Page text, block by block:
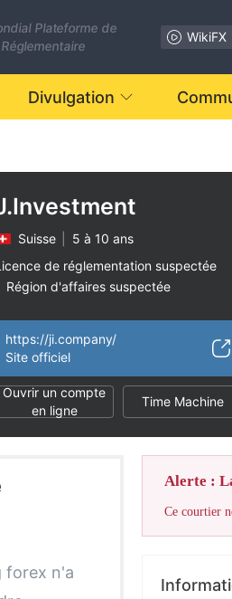
Plateforme de
WikiFX
Divulgation
pour l'instant.
Suisse
5 à 10 ans
de réglementation suspectée
Région d'affaires suspectée
https://ji.company/
Site officiel
Ouvrir un compte
en ligne
Time Machine
forex n'a
Alerte :
Ce courtier